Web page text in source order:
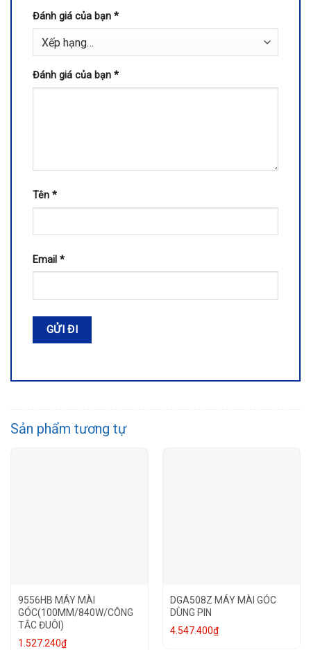
Đánh giá của bạn *
Đánh giá của bạn *
Tên *
Email *
Sản phẩm tương tự
9556HB MÁY MÀI
GÓC(100MM/840W/CÔNG
TẮC ĐUÔI)
1.527.240₫
DGA508Z MÁY MÀI GÓC
DÙNG PIN
4.547.400₫